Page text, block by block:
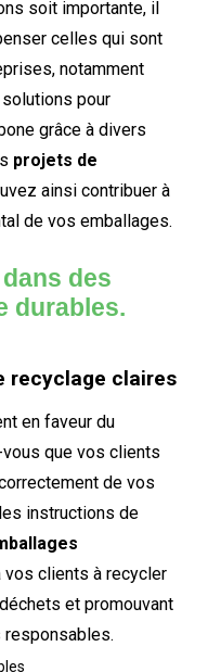
soit importante, il
celles qui sont
notamment
pour
grâce à divers
projets de
ainsi contribuer à
de vos emballages.
des
durables.
recyclage claires
en faveur du
que vos clients
de vos
instructions de
vos clients à recycler
et promouvant